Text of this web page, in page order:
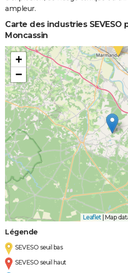
ampleur.
Carte des industries SEVESO
Moncassin
+
−
Leaflet Map
Légende
SEVESO seuil bas
SEVESO seuil haut